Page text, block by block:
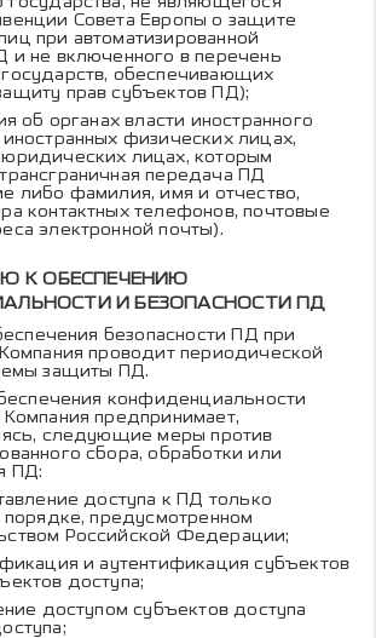
Совета Европы о защите
при автоматизированной
и не включенного в перечень
обеспечивающих
прав субъектов ПД);
об органах власти иностранного
иностранных физических лицах,
юридических лицах, которым
передача ПД
либо фамилия, имя и отчество,
контактных телефонов, почтовые
электронной почты).
К ОБЕСПЕЧЕНИЮ
И БЕЗОПАСНОСТИ ПД
безопасности ПД при
проводит периодической
защиты ПД.
конфиденциальности
предпринимает,
следующие меры против
сбора, обработки или
ПД:
доступа к ПД только
порядке, предусмотренном
Российской Федерации;
и аутентификация субъектов
доступа;
доступом субъектов доступа